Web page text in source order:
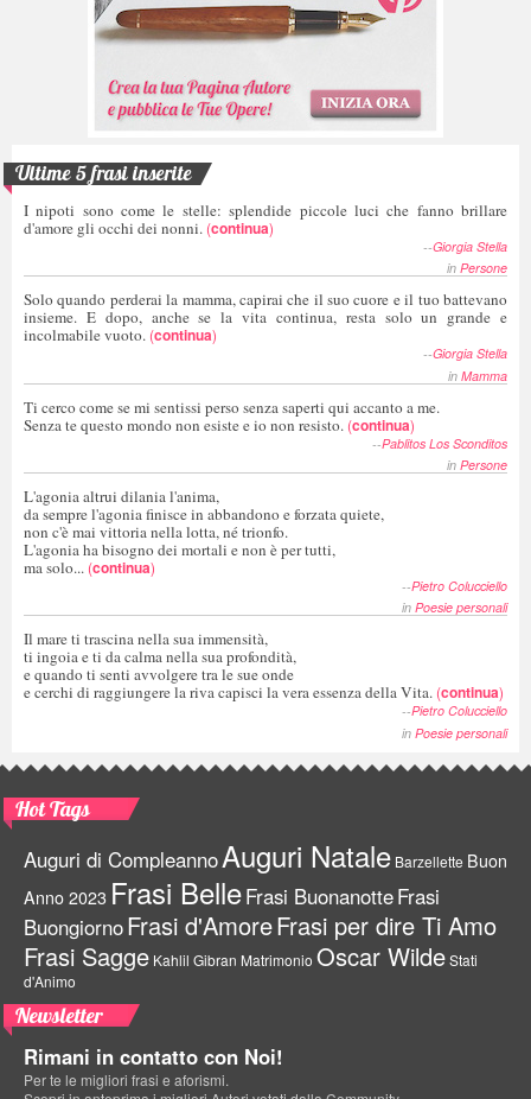
Ultime 5 frasi inserite
I nipoti sono come le stelle: splendide piccole luci che fanno brillare
d'amore gli occhi dei nonni. (continua)
--Giorgia Stella
in Persone
Solo quando perderai la mamma, capirai che il suo cuore e il tuo battevano
insieme. E dopo, anche se la vita continua, resta solo un grande e
incolmabile vuoto. (continua)
--Giorgia Stella
in Mamma
Ti cerco come se mi sentissi perso senza saperti qui accanto a me.
Senza te questo mondo non esiste e io non resisto. (continua)
--Pablitos Los Sconditos
in Persone
L'agonia altrui dilania l'anima,
da sempre l'agonia finisce in abbandono e forzata quiete,
non c'è mai vittoria nella lotta, né trionfo.
L'agonia ha bisogno dei mortali e non è per tutti,
ma solo... (continua)
--Pietro Colucciello
in Poesie personali
Il mare ti trascina nella sua immensità,
ti ingoia e ti da calma nella sua profondità,
e quando ti senti avvolgere tra le sue onde
e cerchi di raggiungere la riva capisci la vera essenza della Vita. (continua)
--Pietro Colucciello
in Poesie personali
Hot Tags
Auguri di CompleannoAuguri Natale Barzellette Buon
Anno 2023 Frasi BelleFrasi BuonanotteFrasi
BuongiornoFrasi d'AmoreFrasi per dire Ti Amo
Frasi Sagge Kahlil Gibran Matrimonio Oscar WildeStati
d'Animo
Newsletter
Rimani in contatto con Noi!
Per te le migliori frasi e aforismi.